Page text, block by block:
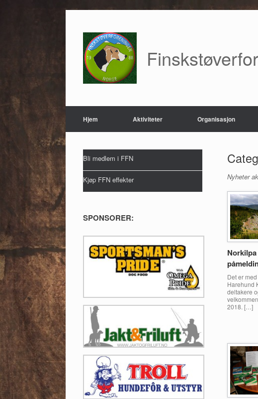
content
Hjem Aktiviteter Organisasjon
Nyheter
Det er
Harehund
deltakere
2018. […]
Bli medlem i FFN
Kjøp FFN effekter
SPONSORER: